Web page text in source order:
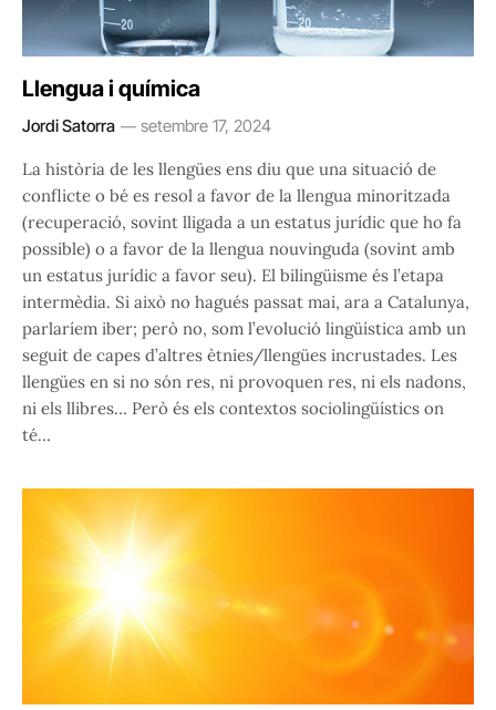
Llengua i química
Jordi Satorra setembre 17, 2024
La història de les llengües ens diu que una situació de
conflicte o bé es resol a favor de la llengua minoritzada
(recuperació, sovint lligada a un estatus jurídic que ho fa
possible) o a favor de la llengua nouvinguda (sovint amb
un estatus jurídic a favor seu). El bilingüisme és l’etapa
intermèdia. Si això no hagués passat mai, ara a Catalunya,
parlaríem iber; però no, som l’evolució lingüística amb un
seguit de capes d’altres ètnies/llengües incrustades. Les
llengües en si no són res, ni provoquen res, ni els nadons,
ni els llibres… Però és els contextos sociolingüístics on
té…